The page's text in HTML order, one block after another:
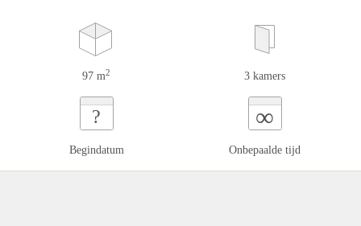
97 m2 3 kamers
?
Begindatum
∞
Onbepaalde tijd